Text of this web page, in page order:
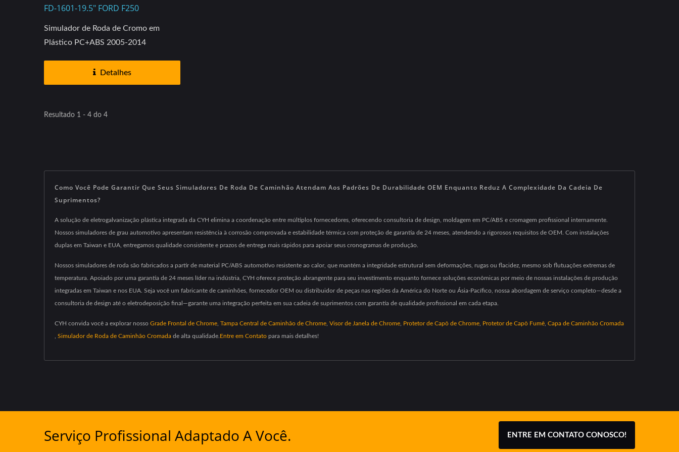
FD-1601-19.5" FORD F250
Simulador de Roda de Cromo em
Plástico PC+ABS 2005-2014
Detalhes
Resultado 1 - 4 do 4
Como Você Pode Garantir Que Seus Simuladores De Roda De Caminhão Atendam Aos Padrões De Durabilidade OEM Enquanto Reduz A Complexidade Da Cadeia De
Suprimentos?
A solução de eletrogalvanização plástica integrada da CYH elimina a coordenação entre múltiplos fornecedores, oferecendo consultoria de design, moldagem em PC/ABS e cromagem profissional internamente.
Nossos simuladores de grau automotivo apresentam resistência à corrosão comprovada e estabilidade térmica com proteção de garantia de 24 meses, atendendo a rigorosos requisitos de OEM. Com instalações
duplas em Taiwan e EUA, entregamos qualidade consistente e prazos de entrega mais rápidos para apoiar seus cronogramas de produção.
Nossos simuladores de roda são fabricados a partir de material PC/ABS automotivo resistente ao calor, que mantém a integridade estrutural sem deformações, rugas ou flacidez, mesmo sob flutuações extremas de
temperatura. Apoiado por uma garantia de 24 meses líder na indústria, CYH oferece proteção abrangente para seu investimento enquanto fornece soluções econômicas por meio de nossas instalações de produção
integradas em Taiwan e nos EUA. Seja você um fabricante de caminhões, fornecedor OEM ou distribuidor de peças nas regiões da América do Norte ou Ásia-Pacífico, nossa abordagem de serviço completo—desde a
consultoria de design até o eletrodeposição final—garante uma integração perfeita em sua cadeia de suprimentos com garantia de qualidade profissional em cada etapa.
CYH convida você a explorar nosso Grade Frontal de Chrome Tampa Central de Caminhão de Chrome Visor de Janela de Chrome Protetor de Capô de Chrome Protetor de Capô Fumê Capa de Caminhão Cromada
Simulador de Roda de Caminhão Cromada de alta qualidade. Entre em Contato para mais detalhes!
Serviço Profissional Adaptado A Você. ENTRE EM CONTATO CONOSCO!